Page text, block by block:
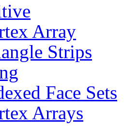
Array
Strips
Face Sets
Arrays